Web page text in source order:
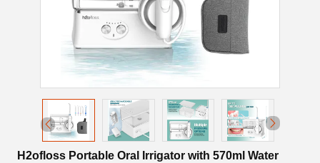
H2ofloss Portable Oral Irrigator with 570ml Water